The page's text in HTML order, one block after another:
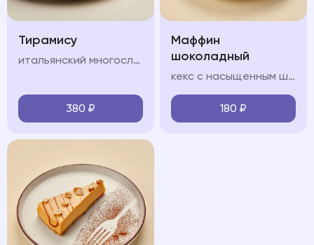
Тирамису
итальянский многослойный десерт, в состав которого входят сыр маскарпоне, кофе, куриные яйца, сахар и печенье савоярди.
380 ₽
Маффин
шоколадный
кекс с насыщенным шоколадным вкусом, который содержит приятную жидкую кофейную структуру
180 ₽